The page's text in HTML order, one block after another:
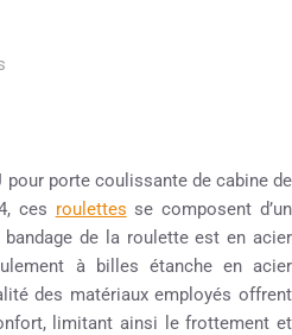
porte coulissante de cabine de
ces roulettes se composent d’un
de la roulette est en acier
à billes étanche en acier
des matériaux employés offrent
limitant ainsi le frottement et